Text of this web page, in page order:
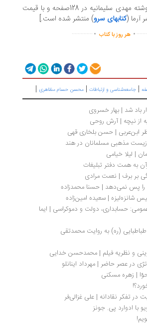
» نوشته مهدی سلیمانیه در 128صفحه و با قیمت
کتابهای سرو) منتشر شده است.]
روز با کتاب.
..............
و ارتباطات|محسن حسام مظاهری|
| بهار خسروی
| آرش روحی
| حسن بلخاری قهی
مذهبی مسلمانان در هند
خیامی
دفتر تبلیغات
| نعمت مرادی
نمی‌دهد | حسنا محمدزاده
| سعیده امین‌زاده
درباره ارزش خالص عمومی: حسابداری، دولت و دموکراسی | ایما
مکتب تربیتی علامه طباطبایی (ره) به روایت محمدتقی
فیلم | محمدحسن خدایی
عصر حاضر | مهرداد اینانلو
مسکنی
نقادانه | علی غزالی‌فر
پی. جونز